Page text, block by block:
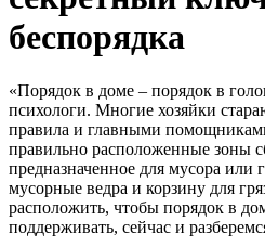
беспорядка
«Порядок в доме – порядок в
психологи. Многие хозяйки
правила и главными
правильно расположенные зоны
предназначенное для мусора
мусорные ведра и корзину для
расположить, чтобы порядок в
поддерживать, сейчас и